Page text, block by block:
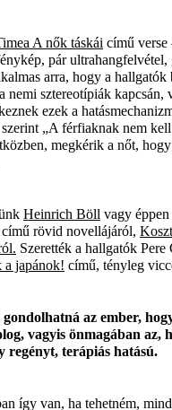
A nők táskái című verse
pár ultrahangfelvétel,
arra, hogy a hallgatók
nemi sztereotípiák kapcsán,
ezek a
„A férfiaknak nem
megkérik a nőt,
Heinrich Böll vagy
című rövid novellájáról,
Szerették a hallgatók Pere
a japánok! című, tényleg
az ember,
vagyis önmagában az,
regényt, terápiás hatású.
így van, ha tehetném,